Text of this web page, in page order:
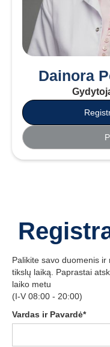
Dainora
Palikite savo duomenis
tikslų laiką. Paprastai
laiko metu
(I-V 08:00 - 20:00)
Vardas ir Pavardė*